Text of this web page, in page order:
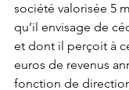
société valorisée 5
qu’il envisage de
et dont il perçoit à
euros de revenus
fonction de